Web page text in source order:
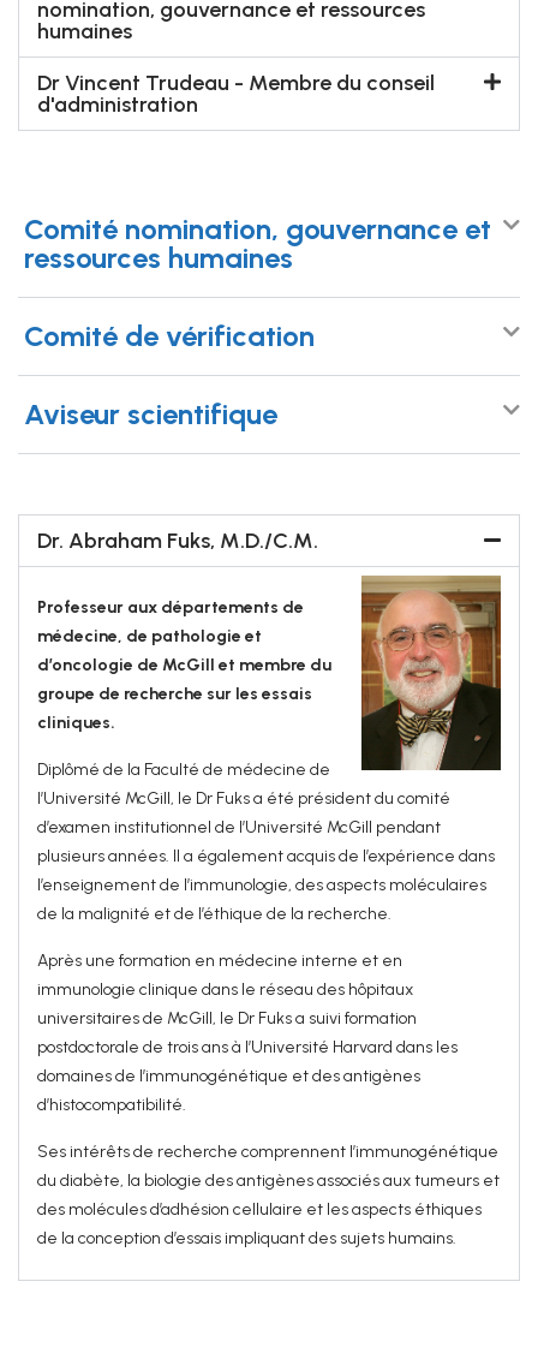
nomination, gouvernance et ressources
humaines
Dr Vincent Trudeau - Membre du conseil
d'administration
Comité nomination, gouvernance et
ressources humaines
Comité de vérification
Aviseur scientifique
Dr. Abraham Fuks, M.D./C.M.
Professeur aux départements de
médecine, de pathologie et
d’oncologie de McGill et membre du
groupe de recherche sur les essais
cliniques.
Diplômé de la Faculté de médecine de
l’Université McGill, le Dr Fuks a été président du comité
d’examen institutionnel de l’Université McGill pendant
plusieurs années. Il a également acquis de l’expérience dans
l’enseignement de l’immunologie, des aspects moléculaires
de la malignité et de l’éthique de la recherche.
Après une formation en médecine interne et en
immunologie clinique dans le réseau des hôpitaux
universitaires de McGill, le Dr Fuks a suivi formation
postdoctorale de trois ans à l’Université Harvard dans les
domaines de l’immunogénétique et des antigènes
d’histocompatibilité.
Ses intérêts de recherche comprennent l’immunogénétique
du diabète, la biologie des antigènes associés aux tumeurs et
des molécules d’adhésion cellulaire et les aspects éthiques
de la conception d’essais impliquant des sujets humains.